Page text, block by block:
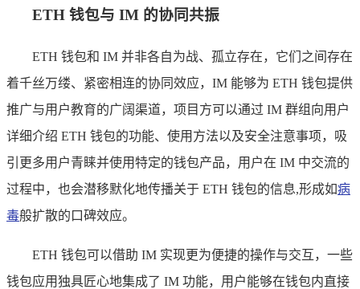
ETH 钱包与 IM 的协同共振
ETH 钱包和 IM 并非各自为战、孤立存在，它们之间存在
着千丝万缕、紧密相连的协同效应，IM 能够为 ETH 钱包提供
推广与用户教育的广阔渠道，项目方可以通过 IM 群组向用户
详细介绍 ETH 钱包的功能、使用方法以及安全注意事项，吸
引更多用户青睐并使用特定的钱包产品，用户在 IM 中交流的
过程中，也会潜移默化地传播关于 ETH 钱包的信息,形成如病
毒般扩散的口碑效应。
ETH 钱包可以借助 IM 实现更为便捷的操作与交互，一些
钱包应用独具匠心地集成了 IM 功能，用户能够在钱包内直接